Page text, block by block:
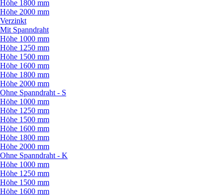
Höhe 1800 mm
Höhe 2000 mm
Verzinkt
Mit Spanndraht
Höhe 1000 mm
Höhe 1250 mm
Höhe 1500 mm
Höhe 1600 mm
Höhe 1800 mm
Höhe 2000 mm
Ohne Spanndraht - S
Höhe 1000 mm
Höhe 1250 mm
Höhe 1500 mm
Höhe 1600 mm
Höhe 1800 mm
Höhe 2000 mm
Ohne Spanndraht - K
Höhe 1000 mm
Höhe 1250 mm
Höhe 1500 mm
Höhe 1600 mm